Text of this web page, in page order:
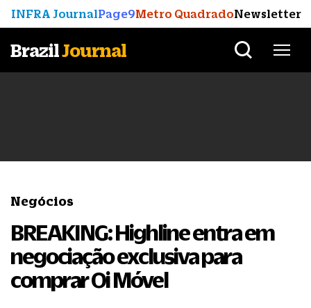
INFRA JournalPage9Metro QuadradoNewsletter
BrazilJournal
Negócios
BREAKING: Highline entra em
negociação exclusiva para
comprar Oi Móvel